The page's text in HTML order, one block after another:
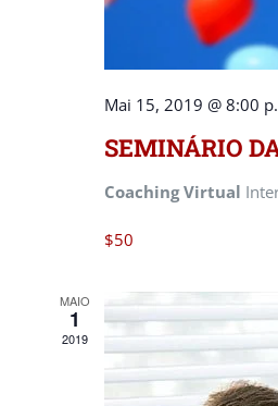
Mai 15, 2019 @ 8:00
SEMINÁRIO
Coaching Virtual
$50
MAIO
1
2019